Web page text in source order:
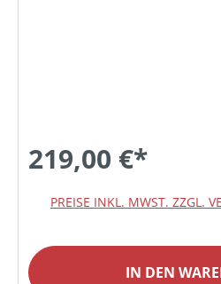
219,00 €*
PREISE INKL. MWST. ZZGL.
IN DEN